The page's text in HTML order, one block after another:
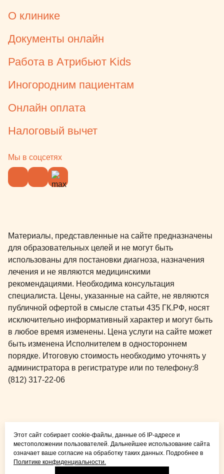
О клинике
Документы онлайн
Работа в Атрибьют Kids
Иногородним пациентам
Онлайн оплата
Налоговый вычет
Мы в соцсетях
Материалы, представленные на сайте предназначены
для образовательных целей и не могут быть
использованы для постановки диагноза, назначения
лечения и не являются медицинскими
рекомендациями. Необходима консультация
специалиста. Цены, указанные на сайте, не являются
публичной офертой в смысле статьи 435 ГК.РФ, носят
исключительно информативный характер и могут быть
в любое время изменены. Цена услуги на сайте может
быть изменена Исполнителем в одностороннем
порядке. Итоговую стоимость необходимо уточнять у
администратора в регистратуре или по телефону:8
(812) 317-22-06
детей и взрослых
Этот сайт собирает cookie-файлы, данные об IP-адресе и
местоположении пользователей. Дальнейшее использование сайта
означает ваше согласие на обработку таких данных. Подробнее в
Политике конфиденциальности.